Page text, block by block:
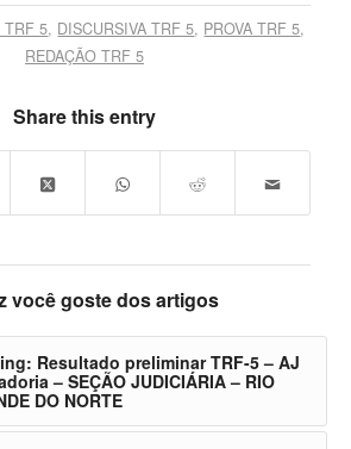
TRF 5, DISCURSIVA TRF 5, PROVA TRF 5,
REDAÇÃO TRF 5
Share this entry
você goste dos artigos
Resultado preliminar TRF-5 – AJ
– SEÇÃO JUDICIÁRIA – RIO
DO NORTE